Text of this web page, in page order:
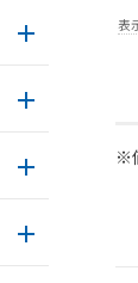
表
※